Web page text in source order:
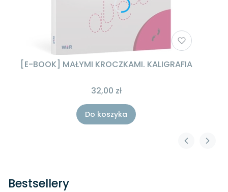
[E-BOOK] MAŁYMI KROCZKAMI. KALIGRAFIA
32,00 zł
Do koszyka
Bestsellery